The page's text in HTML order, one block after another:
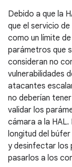
Debido a que la
que el servicio
como un límite
parámetros que
consideran no
vulnerabilidades
atacantes
no deberían
validar los
cámara a la
longitud del
y desinfectar los
pasarlos a los